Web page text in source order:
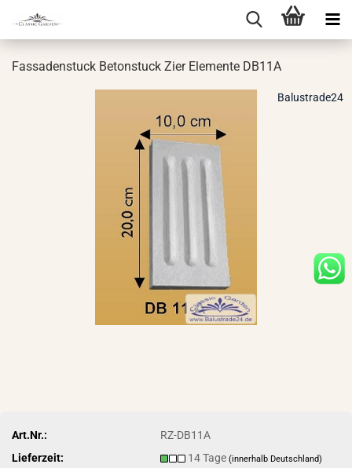
Fas­sa­den­stuck Be­ton­stuck Zier Ele­men­te DB11A
Balustrade24
Art.Nr.:
RZ-DB11A
Lieferzeit:
14 Tage(innerhalb Deutschland)